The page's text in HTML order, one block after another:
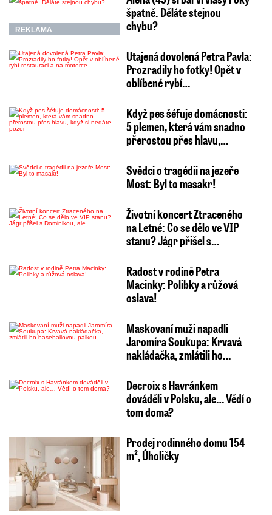
REKLAMA
špatně. Děláte stejnou
chybu?
Utajená dovolená Petra Pavla:
Prozradily ho fotky! Opět v
oblíbené rybí…
Když pes šéfuje domácnosti:
5 plemen, která vám snadno
přerostou přes hlavu,…
Svědci o tragédii na jezeře
Most: Byl to masakr!
Životní koncert Ztraceného
na Letné: Co se dělo ve VIP
stanu? Jágr přišel s…
Radost v rodině Petra
Macinky: Polibky a růžová
oslava!
Maskovaní muži napadli
Jaromíra Soukupa: Krvavá
nakládačka, zmlátili ho…
Decroix s Havránkem
dováděli v Polsku, ale… Vědí o
tom doma?
Prodej rodinného domu 154
m², Úholičky